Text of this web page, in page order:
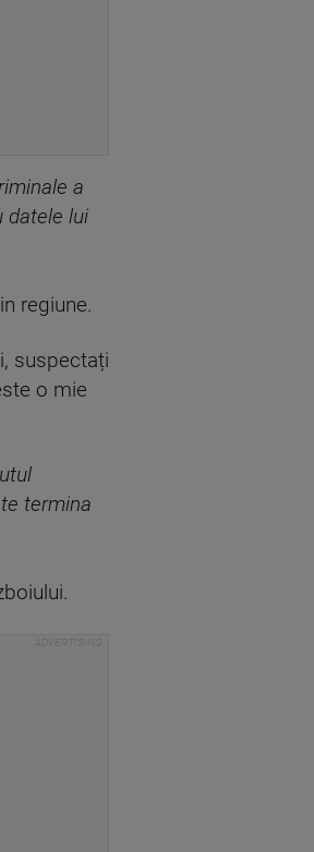
a
datele lui
regiune.
suspectați
o mie
termina